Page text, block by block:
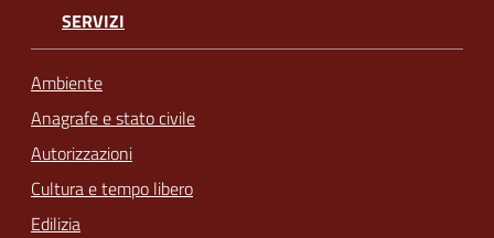
SERVIZI
Ambiente
Anagrafe e stato civile
Autorizzazioni
Cultura e tempo libero
Edilizia